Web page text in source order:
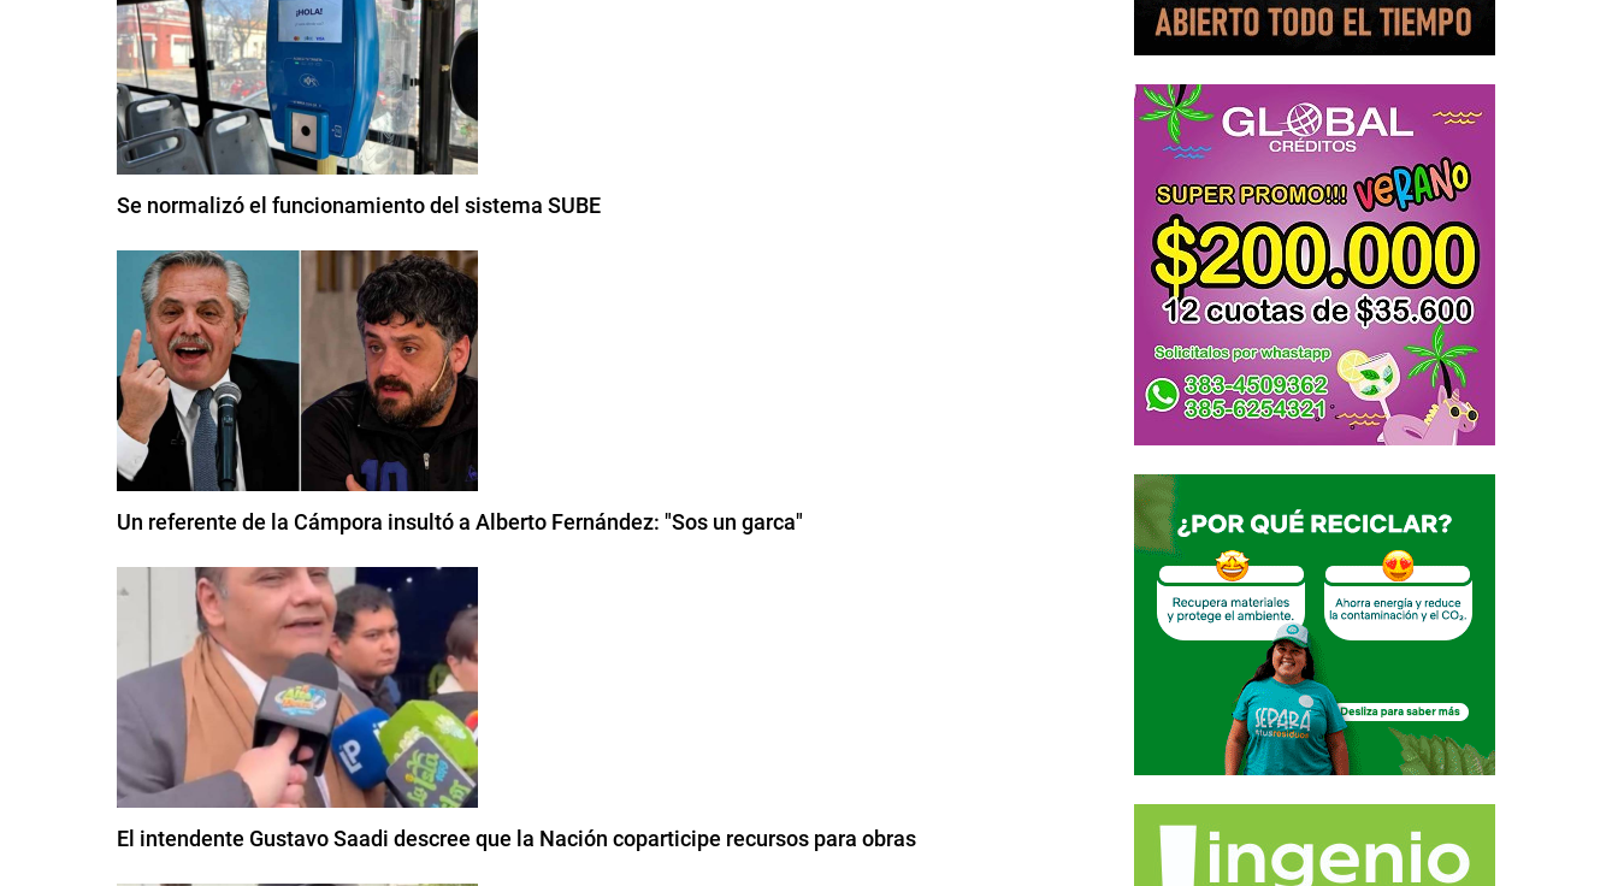
Se normalizó el funcionamiento del sistema SUBE
Un referente de la Cámpora insultó a Alberto Fernández: "Sos un garca"
El intendente Gustavo Saadi descree que la Nación coparticipe recursos para obras